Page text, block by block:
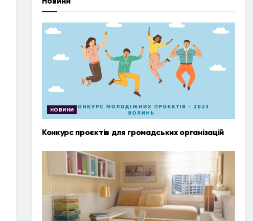
НОВИНИ
Конкурс проєктів для громадських організацій